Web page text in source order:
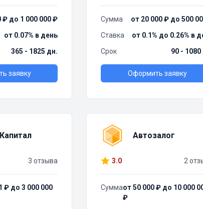
₽ до 1 000 000 ₽
от 0.07% в день
365 - 1825 дн.
заявку
Сумма
от 20 000 ₽ до 500
Ставка
от 0.1% до 0.26% в
Срок
90 - 1080
Оформить заявку
3 отзыва
₽ до 3 000 000
Автозалог
3.0 2
Суммаот 50 000 ₽ до 10 000
₽